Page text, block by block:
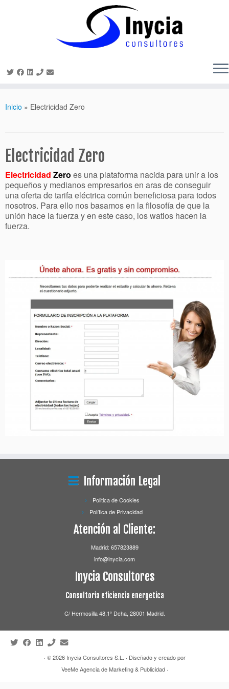
Inicio » Electricidad Zero
Electricidad Zero
Electricidad Zero es una plataforma nacida para unir a los
pequeños y medianos empresarios en aras de conseguir
una oferta de tarifa eléctrica común beneficiosa para todos
nosotros. Para ello nos basamos en la filosofía de que la
unión hace la fuerza y en este caso, los watios hacen la
fuerza.
Información Legal
Politica de Cookies
Política de Privacidad
Atención al Cliente:
Madrid: 657823889
info@inycia.com
Inycia Consultores
Consultoria eficiencia energetica
C/ Hermosilla 48,1º Dcha, 28001 Madrid.
· © 2026 Inycia Consultores S.L.
· Diseñado y creado por
VeeMe Agencia de Marketing & Publicidad·